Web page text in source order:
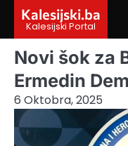
content
Kalesijski.ba
Kalesijski Portal
Novi šok za
Ermedin
6 Oktobra, 2025